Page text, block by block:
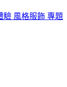
驗 風格服飾 專題